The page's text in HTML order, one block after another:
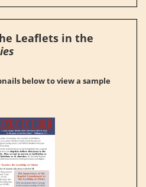
Leaflets in the
below to view a sample